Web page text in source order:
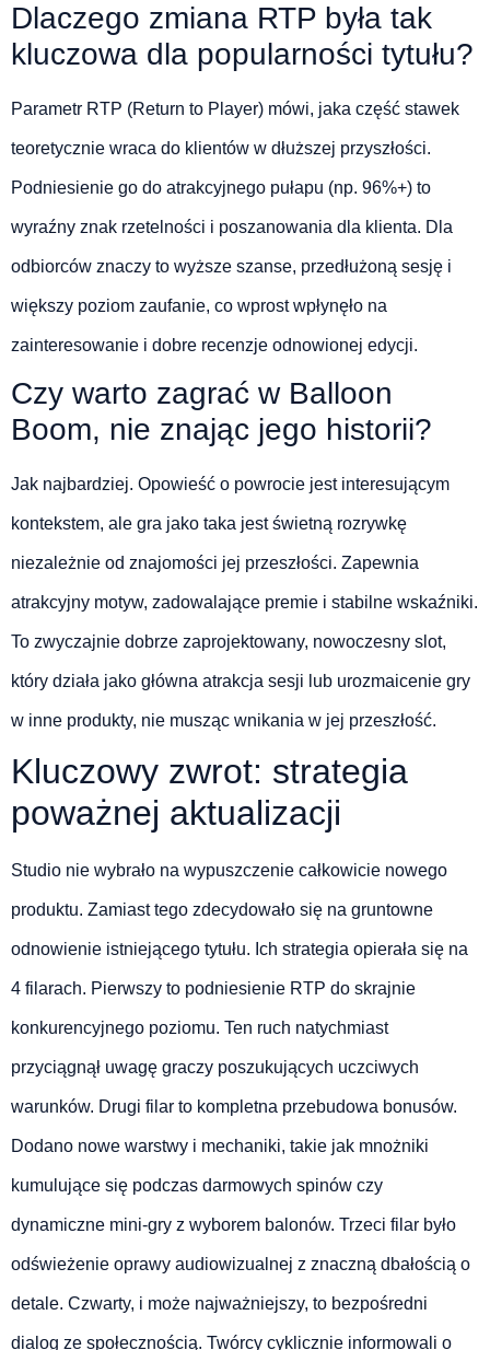
Dlaczego zmiana RTP była tak
kluczowa dla popularności tytułu?
Parametr RTP (Return to Player) mówi, jaka część stawek
teoretycznie wraca do klientów w dłuższej przyszłości.
Podniesienie go do atrakcyjnego pułapu (np. 96%+) to
wyraźny znak rzetelności i poszanowania dla klienta. Dla
odbiorców znaczy to wyższe szanse, przedłużoną sesję i
większy poziom zaufanie, co wprost wpłynęło na
zainteresowanie i dobre recenzje odnowionej edycji.
Czy warto zagrać w Balloon
Boom, nie znając jego historii?
Jak najbardziej. Opowieść o powrocie jest interesującym
kontekstem, ale gra jako taka jest świetną rozrywkę
niezależnie od znajomości jej przeszłości. Zapewnia
atrakcyjny motyw, zadowalające premie i stabilne wskaźniki.
To zwyczajnie dobrze zaprojektowany, nowoczesny slot,
który działa jako główna atrakcja sesji lub urozmaicenie gry
w inne produkty, nie musząc wnikania w jej przeszłość.
Kluczowy zwrot: strategia
poważnej aktualizacji
Studio nie wybrało na wypuszczenie całkowicie nowego
produktu. Zamiast tego zdecydowało się na gruntowne
odnowienie istniejącego tytułu. Ich strategia opierała się na
4 filarach. Pierwszy to podniesienie RTP do skrajnie
konkurencyjnego poziomu. Ten ruch natychmiast
przyciągnął uwagę graczy poszukujących uczciwych
warunków. Drugi filar to kompletna przebudowa bonusów.
Dodano nowe warstwy i mechaniki, takie jak mnożniki
kumulujące się podczas darmowych spinów czy
dynamiczne mini-gry z wyborem balonów. Trzeci filar było
odświeżenie oprawy audiowizualnej z znaczną dbałością o
detale. Czwarty, i może najważniejszy, to bezpośredni
dialog ze społecznością. Twórcy cyklicznie informowali o